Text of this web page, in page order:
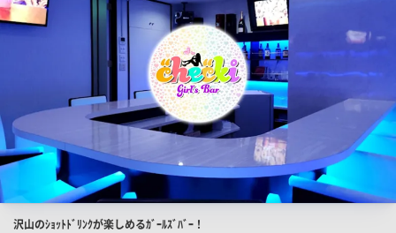
店
沢山のｼｮｯﾄﾄﾞﾘﾝｸが楽しめるｶﾞｰﾙｽﾞﾊﾞｰ！